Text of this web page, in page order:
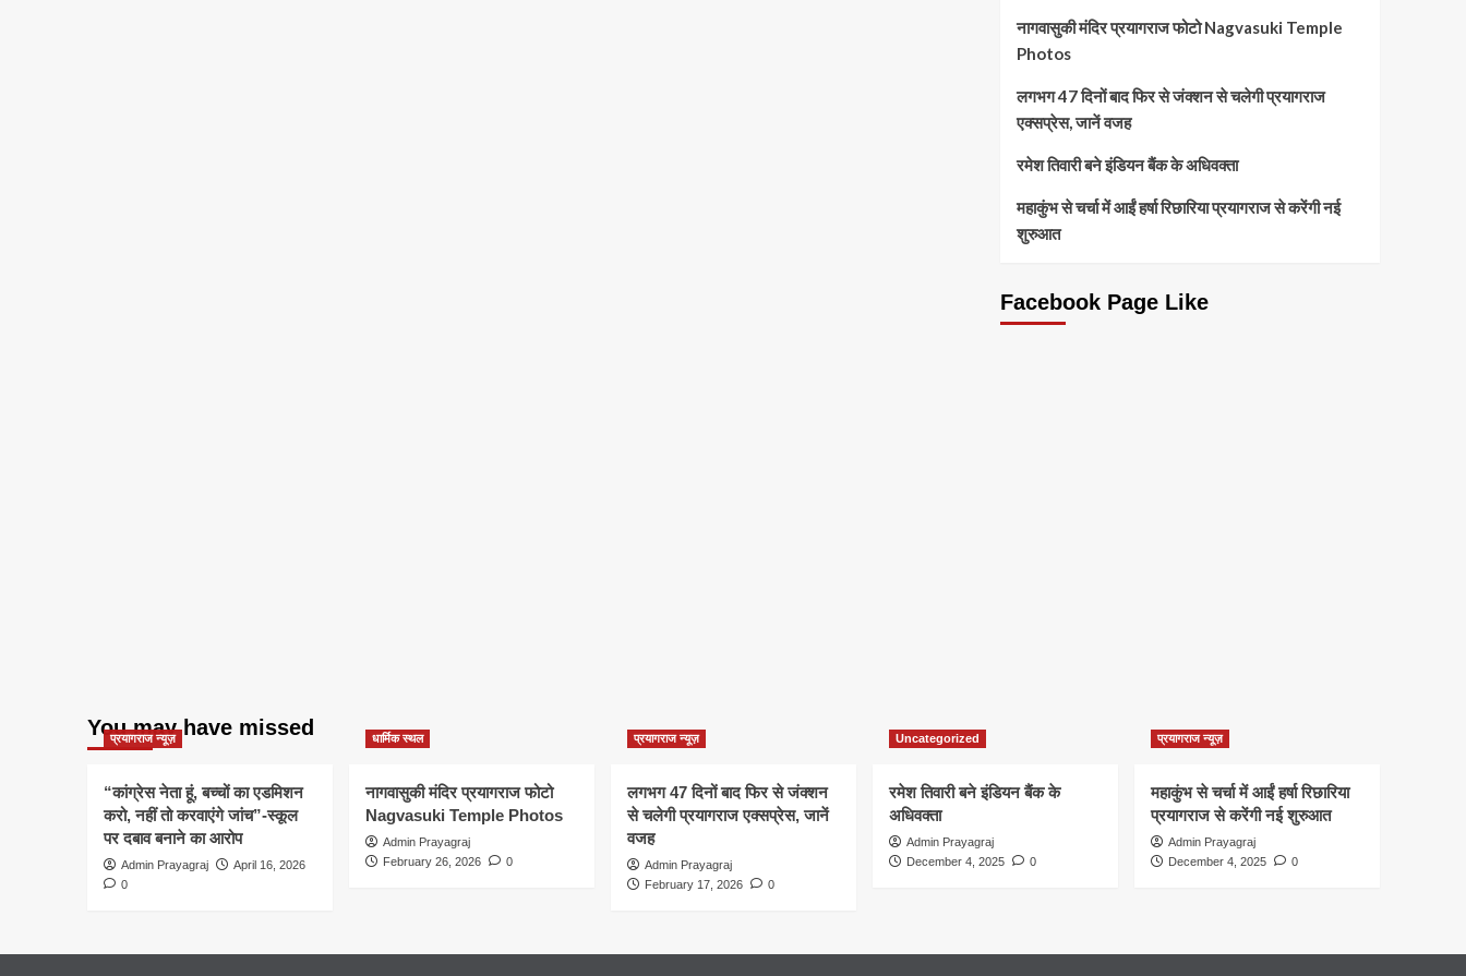
नागवासुकी मंदिर प्रयागराज फोटो Nagvasuki Temple
Photos
लगभग 47 दिनों बाद फिर से जंक्शन से चलेगी प्रयागराज
एक्सप्रेस, जानें वजह
रमेश तिवारी बने इंडियन बैंक के अधिवक्ता
महाकुंभ से चर्चा में आईं हर्षा रिछारिया प्रयागराज से करेंगी नई
शुरुआत
Facebook Page Like
You may have missed
प्रयागराज न्यूज़
“कांग्रेस नेता हूं, बच्चों का एडमिशन
करो, नहीं तो करवाएंगे जांच”-स्कूल
पर दबाव बनाने का आरोप
Admin Prayagraj
April 16, 2026
0
धार्मिक स्थल
नागवासुकी मंदिर प्रयागराज फोटो
Nagvasuki Temple Photos
Admin Prayagraj
February 26, 2026
0
प्रयागराज न्यूज़
लगभग 47 दिनों बाद फिर से जंक्शन
से चलेगी प्रयागराज एक्सप्रेस, जानें
वजह
Admin Prayagraj
February 17, 2026
0
Uncategorized
रमेश तिवारी बने इंडियन बैंक के
अधिवक्ता
Admin Prayagraj
December 4, 2025
0
प्रयागराज न्यूज़
महाकुंभ से चर्चा में आईं हर्षा रिछारिया
प्रयागराज से करेंगी नई शुरुआत
Admin Prayagraj
December 4, 2025
0